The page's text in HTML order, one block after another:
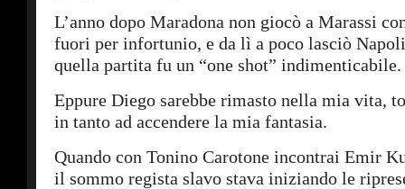
L’anno dopo Maradona non giocò a Marassi
fuori per infortunio, e da lì a poco lasciò
quella partita fu un “one shot” indimenticabile.
Eppure Diego sarebbe rimasto nella mia vita,
in tanto ad accendere la mia fantasia.
Quando con Tonino Carotone incontrai Emir
il sommo regista slavo stava iniziando le